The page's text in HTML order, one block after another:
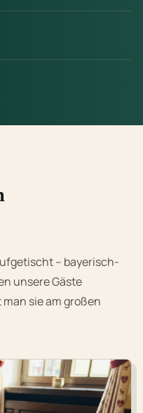
– bayerisch-
unsere Gäste
sie am großen